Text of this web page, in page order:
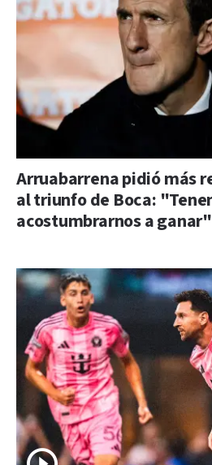
Arruabarrena pidió más
al triunfo de Boca:
acostumbrarnos a ganar"